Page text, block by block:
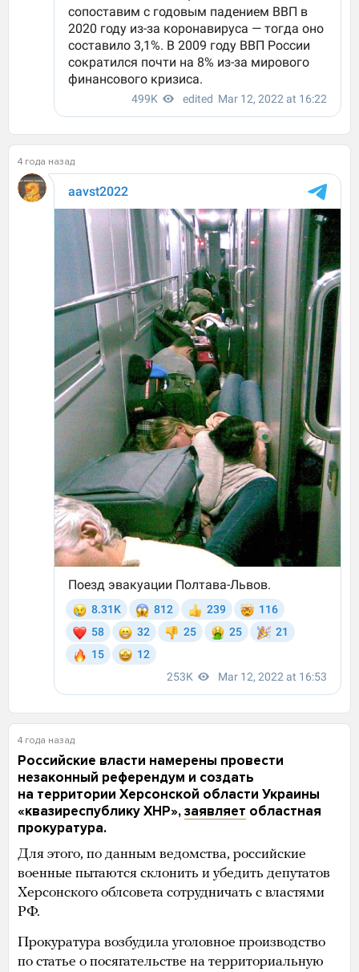
4 года назад
4 года назад
Российские власти намерены провести
незаконный референдум и создать
на территории Херсонской области Украины
«квазиреспублику ХНР»,заявляет областная
прокуратура.
Для этого, по данным ведомства, российские
военные пытаются склонить и убедить депутатов
Херсонского облсовета сотрудничать с властями
РФ.
Прокуратура возбудила уголовное производство
по статье о посягательстве на территориальную